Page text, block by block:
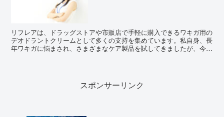
リフレアは、ドラッグストアや市販店で手軽に購入できるワキガ用の
デオドラントクリームとして多くの支持を集めています。私自身、長
年ワキガに悩まされ、さまざまなケア製品を試してきましたが、今回
スポンサーリンク